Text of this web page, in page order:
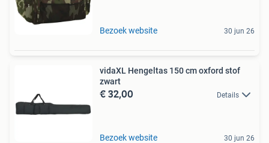
Bezoek website 30 jun 26
vidaXL Hengeltas 150 cm oxford stof
zwart
€ 32,00 Details
Bezoek website 30 jun 26